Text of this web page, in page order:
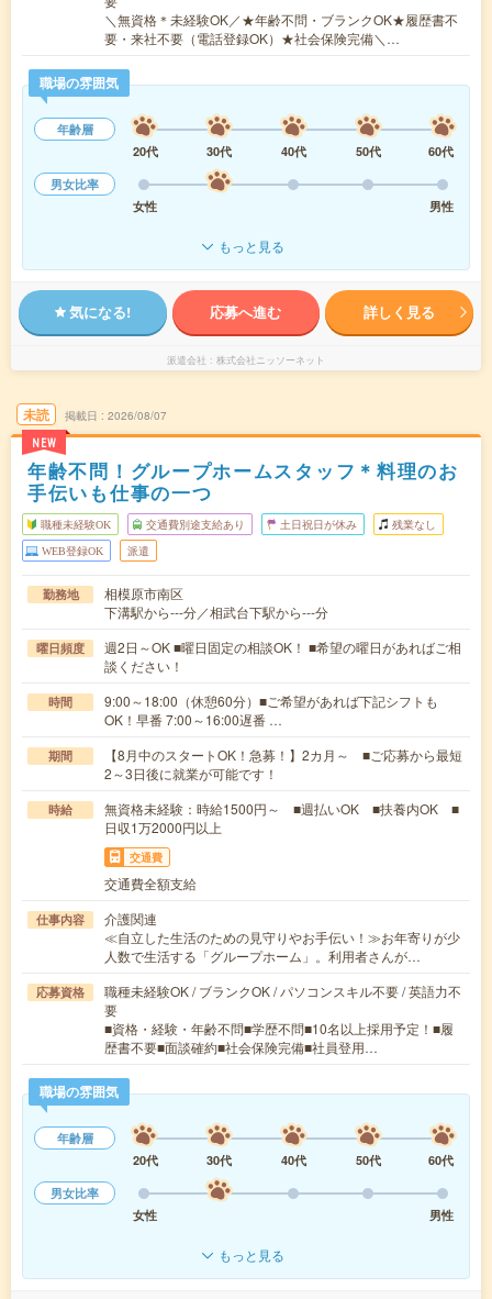
＼無資格＊未経験OK／★年齢不問・ブランクOK★履歴書不
要・来社不要（電話登録OK）★社会保険完備＼…
職場の雰囲気
年齢層
20代
30代 40代 50代
60代
男女比率
女性
男性
もっと見る
気になる! 応募へ進む 詳しく見る
派遣会社 株式会社ニッソーネット
未読
NEW
掲載日 2026/08/07
年齢不問！グループホームスタッフ＊料理のお
手伝いも仕事の一つ
職種未経験OK 交通費別途支給あり 土日祝日が休み 残業なし
WEB登録OK 派遣
勤務地
相模原市南区
下溝駅から---分／相武台下駅から---分
曜日頻度
週2日～OK ■曜日固定の相談OK！ ■希望の曜日があればご相
談ください！
時間
9:00～18:00（休憩60分）■ご希望があれば下記シフトも
OK！早番 7:00～16:00遅番 …
期間
【8月中のスタートOK！急募！】2カ月～ ■ご応募から最短
2～3日後に就業が可能です！
時給
無資格未経験：時給1500円～ ■週払いOK ■扶養内OK ■
日収1万2000円以上
交通費
交通費全額支給
仕事内容
介護関連
≪自立した生活のための見守りやお手伝い！≫お年寄りが少
人数で生活する「グループホーム」。利用者さんが…
応募資格
職種未経験OK / ブランクOK / パソコンスキル不要 / 英語力不
要
■資格・経験・年齢不問■学歴不問■10名以上採用予定！■履
歴書不要■面談確約■社会保険完備■社員登用…
職場の雰囲気
年齢層
20代
30代 40代 50代
60代
男女比率
女性
男性
もっと見る